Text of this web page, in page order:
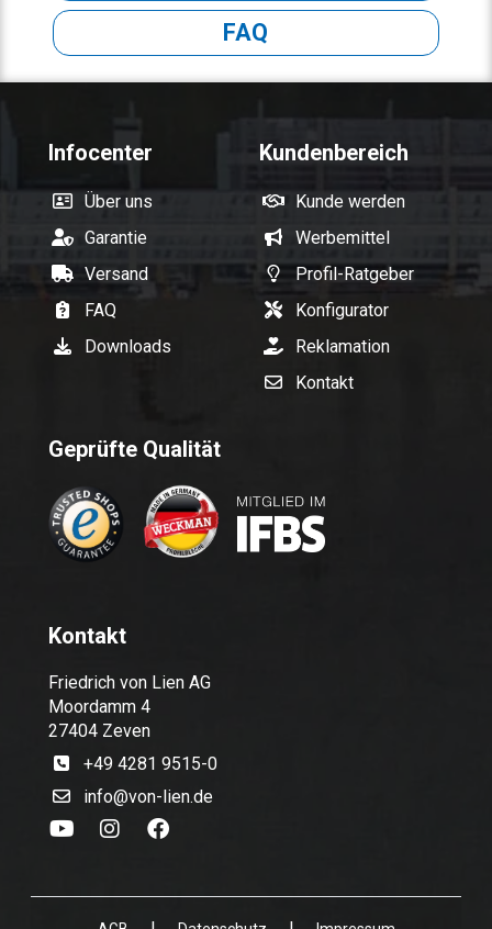
FAQ
Infocenter
Über uns
Garantie
Versand
FAQ
Downloads
Kundenbereich
Kunde werden
Werbemittel
Profil-Ratgeber
Konfigurator
Reklamation
Kontakt
Geprüfte Qualität
Kontakt
Friedrich von Lien AG
Moordamm 4
27404 Zeven
+49 4281 9515-0
info@von-lien.de